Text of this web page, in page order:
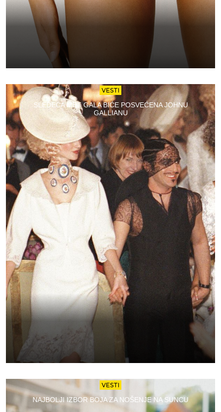
VESTI
SLEDEĆA MET GALA BIĆE POSVEĆENA JOHNU
GALLIANU
VESTI
NAJBOLJI IZBOR BOJA ZA NOŠENJE NA SUNCU